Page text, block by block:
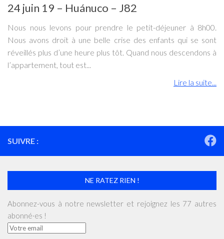
24 juin 19 – Huánuco – J82
Nous nous levons pour prendre le petit-déjeuner à 8h00.
Nous avons droit à une belle crise des enfants qui se sont
réveillés plus d’une heure plus tôt. Quand nous descendons à
l’appartement, tout est...
Lire la suite...
SUIVRE :
NE RATEZ RIEN !
Abonnez-vous à notre newsletter et rejoignez les 77 autres
abonné·es !